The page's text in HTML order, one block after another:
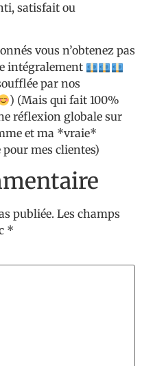
satisfait ou
vous n’obtenez pas
intégralement
par nos
) (Mais qui fait 100%
réflexion globale sur
et ma *vraie*
mes clientes)
publiée. Les champs
*